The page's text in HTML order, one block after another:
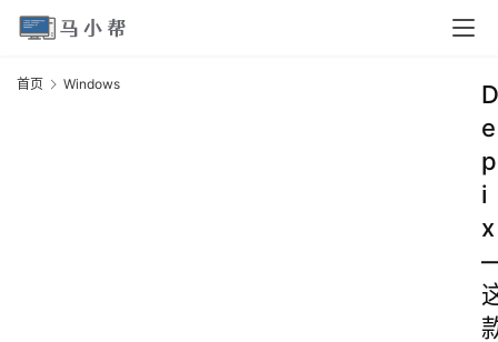
首页 Windows
D
e
p
i
x